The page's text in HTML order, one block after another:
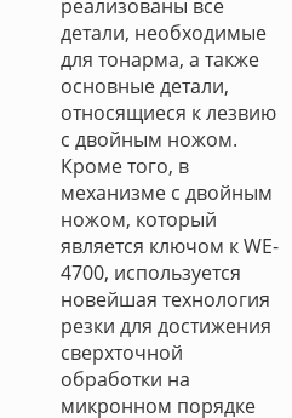
реализованы все
детали, необходимые
для тонарма, а также
основные детали,
относящиеся к лезвию
с двойным ножом.
Кроме того, в
механизме с двойным
ножом, который
является ключом к WE-
4700, используется
новейшая технология
резки для достижения
сверхточной
обработки на
микронном порядке